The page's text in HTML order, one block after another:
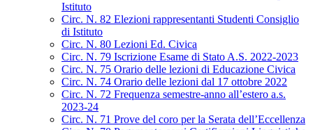
Istituto
Circ. N. 82 Elezioni rappresentanti Studenti Consiglio
di Istituto
Circ. N. 80 Lezioni Ed. Civica
Circ. N. 79 Iscrizione Esame di Stato A.S. 2022-2023
Circ. N. 75 Orario delle lezioni di Educazione Civica
Circ. N. 74 Orario delle lezioni dal 17 ottobre 2022
Circ. N. 72 Frequenza semestre-anno all’estero a.s.
2023-24
Circ. N. 71 Prove del coro per la Serata dell’Eccellenza